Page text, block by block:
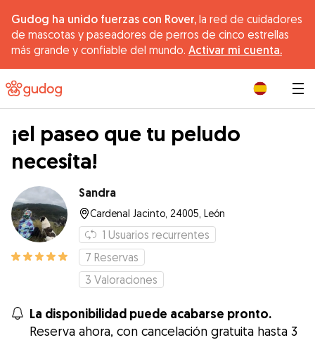
Gudog ha unido fuerzas con Rover, la red de cuidadores
de mascotas y paseadores de perros de cinco estrellas
más grande y confiable del mundo. Activar mi cuenta.
¡el paseo que tu peludo
necesita!
Sandra
Cardenal Jacinto, 24005, León
1 Usuarios recurrentes
7 Reservas
3 Valoraciones
La disponibilidad puede acabarse pronto.
Reserva ahora, con cancelación gratuita hasta 3